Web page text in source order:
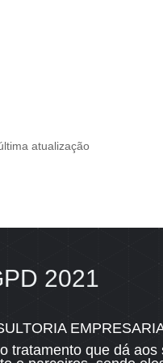
atualização
2021
que dá
NOSSOS
Área do